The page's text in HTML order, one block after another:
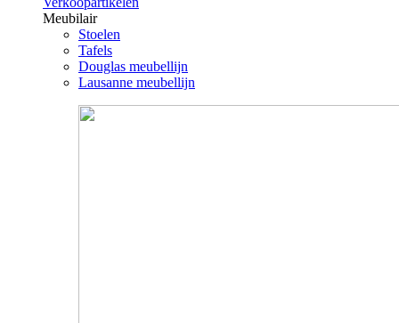
Meubilair
Stoelen
Tafels
Douglas meubellijn
Lausanne meubellijn